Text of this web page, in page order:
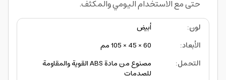
حتى مع الاستخدام اليومي والمكثف.
لون:
أبيض
الأبعاد:
60 × 45 × 105 مم
التحمل:
مصنوع من مادة ABS القوية والمقاومة
للصدمات